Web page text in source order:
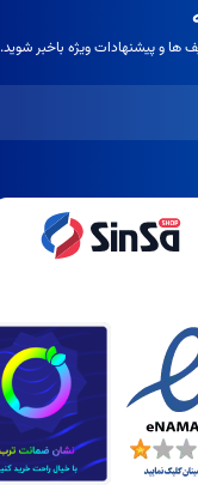
ها و پیشنهادات ویژه باخبر شوید.